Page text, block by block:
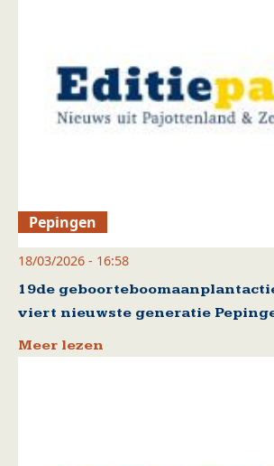
Pepingen
18/03/2026 - 16:58
19de
viert nieuwste generatie
Meer lezen